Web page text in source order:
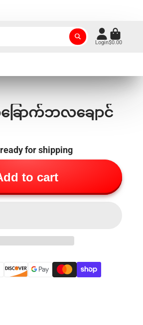
Login$0.00
ြောက်ဘလချောင်
for shipping
to cart